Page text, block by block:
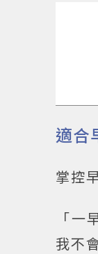
適合
掌控
「
我不